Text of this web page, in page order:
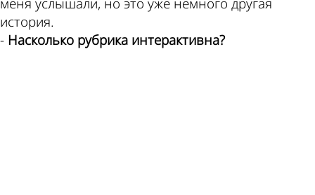
меня услышали, но это уже немного другая
история.
- Насколько рубрика интерактивна?